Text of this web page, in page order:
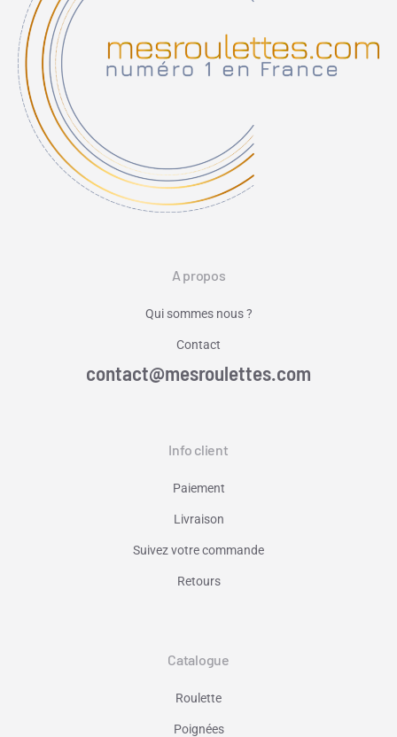
A propos
Qui sommes nous ?
Contact
contact@mesroulettes.com
Info client
Paiement
Livraison
Suivez votre commande
Retours
Catalogue
Roulette
Poignées